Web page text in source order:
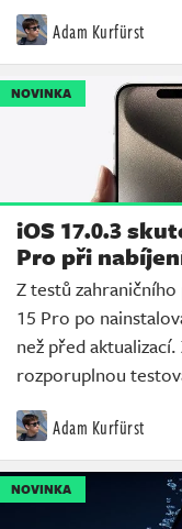
Adam Kurfürst
NOVINKA
iOS 17.0.3
Pro při
Z testů
15 Pro po
než před
rozporuplnou
Adam Kurfürst
NOVINKA